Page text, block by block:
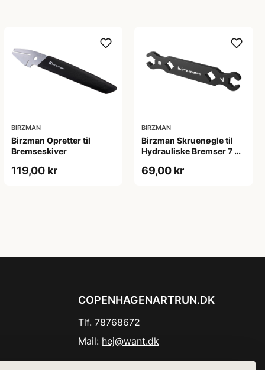
BIRZMAN
Birzman Opretter til
Bremseskiver
119,00 kr
BIRZMAN
Birzman Skruenøgle til
Hydrauliske Bremser 7 og
69,00 kr
COPENHAGENARTRUN.DK
Tlf. 78768672
Mail: hej@want.dk